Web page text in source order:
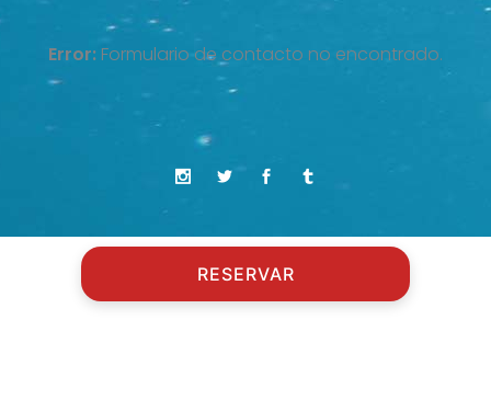
Error: Formulario de contacto no encontrado.
RESERVAR